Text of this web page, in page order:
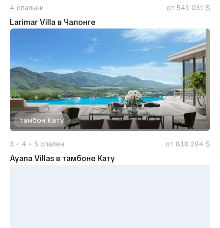
4 спальни от 541 031 $
Larimar Villa в Чалонге
тамбон Кату
3 4 5 спален от 818 294 $
Ayana Villas в тамбоне Кату